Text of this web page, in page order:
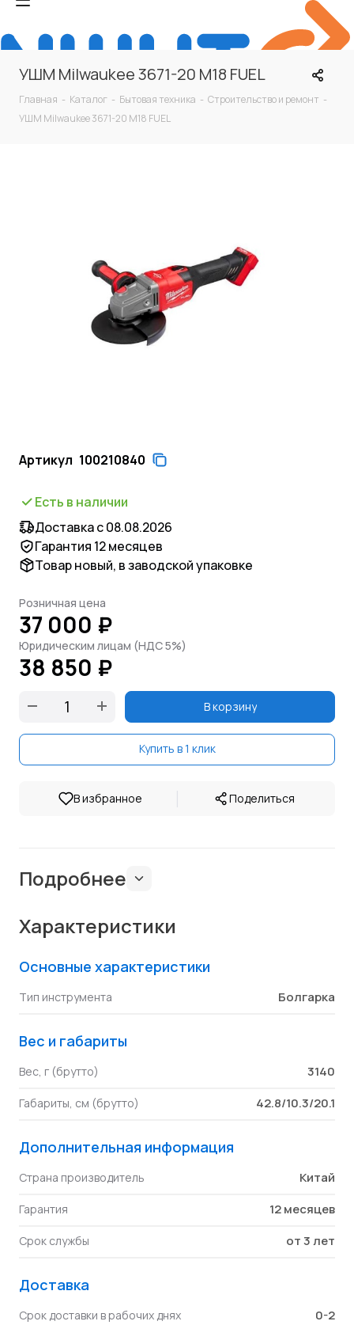
УШМ Milwaukee 3671-20 M18 FUEL
Главная - Каталог - Бытовая техника - Строительство и ремонт -
УШМ Milwaukee 3671-20 M18 FUEL
Артикул 100210840
Есть в наличии
Доставка с 08.08.2026
Гарантия 12 месяцев
Товар новый, в заводской упаковке
Розничная цена
37 000 ₽
Юридическим лицам (НДС 5%)
38 850 ₽
В корзину
Купить в 1 клик
В избранное | Поделиться
Подробнее
Характеристики
Основные характеристики
Тип инструмента Болгарка
Вес и габариты
Вес, г (брутто) 3140
Габариты, см (брутто) 42.8/10.3/20.1
Дополнительная информация
Страна производитель Китай
Гарантия 12 месяцев
Срок службы от 3 лет
Доставка
Срок доставки в рабочих днях 0-2